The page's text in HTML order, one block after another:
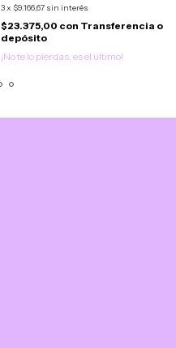
3x $9.166,67 sin interés
$23.375,00 con Transferencia o
depósito
¡No te lo pierdas, es el último!